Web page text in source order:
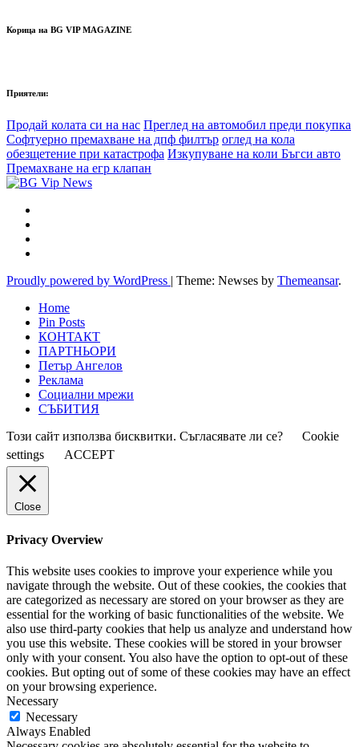
Корица на BG VIP MAGAZINE
Приятели:
Продай колата си на нас Преглед на автомобил преди покупка
Софтуерно премахване на дпф филтър оглед на кола
обезщетение при катастрофа Изкупуване на коли Бъгси авто
Премахване на егр клапан
Proudly powered by WordPress Theme: Newses by Themeansar.
Home
Pin Posts
КОНТАКТ
ПАРТНЬОРИ
Петър Ангелов
Реклама
Социални мрежи
СЪБИТИЯ
Този сайт използва бисквитки. Съгласявате ли се?
Cookie
settings
ACCEPT
Close
Privacy Overview
This website uses cookies to improve your experience while you
navigate through the website. Out of these cookies, the cookies that
are categorized as necessary are stored on your browser as they are
essential for the working of basic functionalities of the website. We
also use third-party cookies that help us analyze and understand how
you use this website. These cookies will be stored in your browser
only with your consent. You also have the option to opt-out of these
cookies. But opting out of some of these cookies may have an effect
on your browsing experience.
Necessary
Necessary
Always Enabled